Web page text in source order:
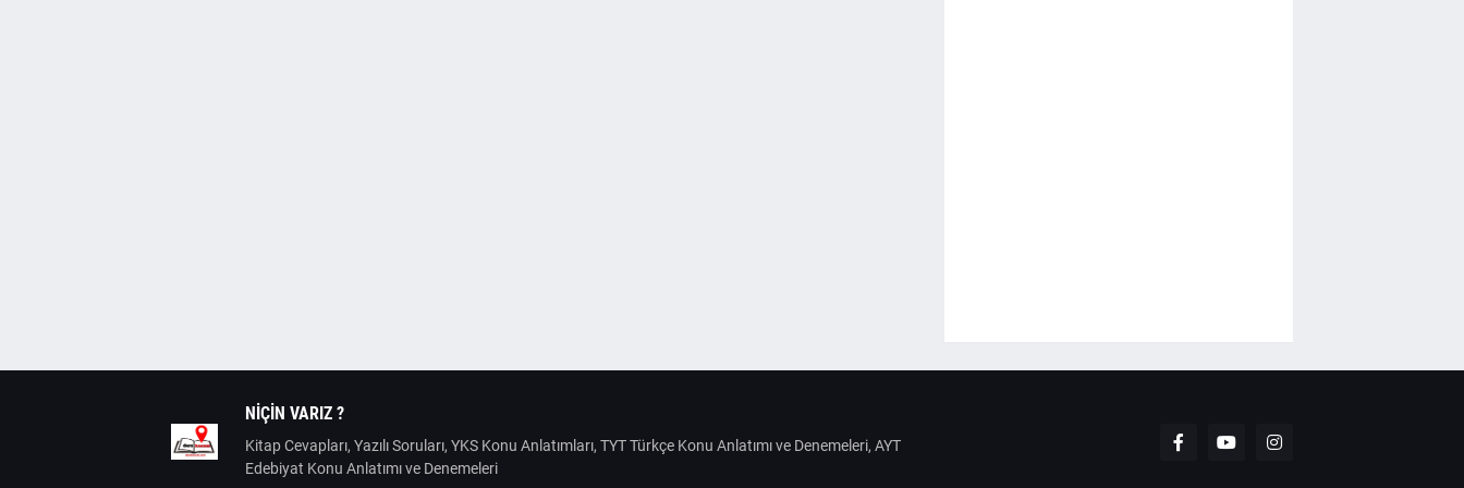
NIÇIN VARIZ ?
Kitap Cevapları, Yazılı Soruları, YKS Konu Anlatımları, TYT Türkçe Konu Anlatımı ve Denemeleri, AYT
Edebiyat Konu Anlatımı ve Denemeleri